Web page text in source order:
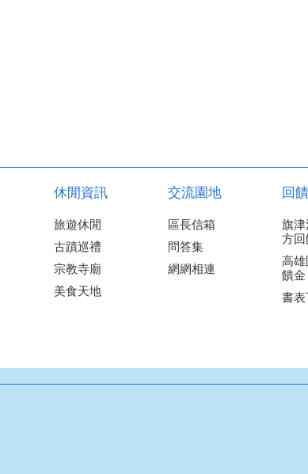
休閒資訊
旅遊休閒
古蹟巡禮
宗教寺廟
美食天地
交流園地
區長信箱
問答集
網網相連
回
旗
方回
高雄
饋金
書